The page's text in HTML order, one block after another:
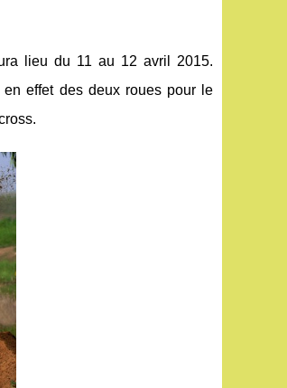
lieu du 11 au 12 avril 2015.
en effet des deux roues pour le